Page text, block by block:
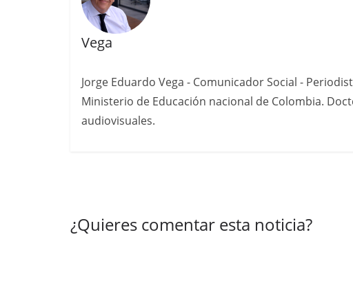
Vega
Jorge Eduardo Vega - Comunicador Social -
Ministerio de Educación nacional de Colombia.
audiovisuales.
¿Quieres comentar esta noticia?